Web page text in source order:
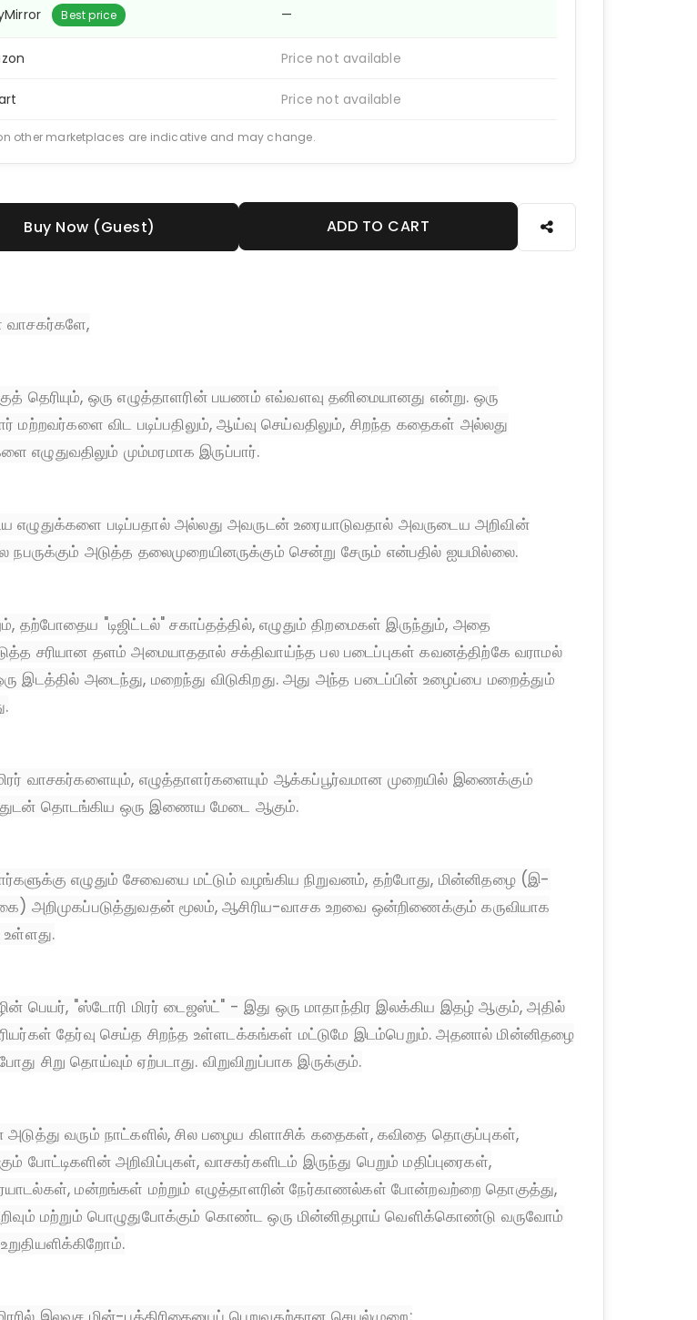
Best price —
Price not available
Price not available
other marketplaces are indicative and may change.
Buy Now (Guest) ADD TO CART
வாசகர்களே,
தெரியும், ஒரு எழுத்தாளரின் பயணம் எவ்வளவு தனிமையானது என்று. ஒரு
மற்றவர்களை விட படிப்பதிலும், ஆய்வு செய்வதிலும், சிறந்த கதைகள் அல்லது
எழுதுவதிலும் மும்மரமாக இருப்பார்.
எழுதுக்களை படிப்பதால் அல்லது அவருடன் உரையாடுவதால் அவருடைய அறிவின்
நபருக்கும் அடுத்த தலைமுறையினருக்கும் சென்று சேரும் என்பதில் ஐயமில்லை.
தற்போதைய "டிஜிட்டல்" சகாப்தத்தில், எழுதும் திறமைகள் இருந்தும், அதை
சரியான தளம் அமையாததால் சக்திவாய்ந்த பல படைப்புகள் கவனத்திற்கே வராமல்
இடத்தில் அடைந்து, மறைந்து விடுகிறது. அது அந்த படைப்பின் உழைப்பை மறைத்தும்
வாசகர்களையும், எழுத்தாளர்களையும் ஆக்கப்பூர்வமான முறையில் இணைக்கும்
தொடங்கிய ஒரு இணைய மேடை ஆகும்.
எழுதும் சேவையை மட்டும் வழங்கிய நிறுவனம், தற்போது, மின்னிதழை (இ-
அறிமுகப்படுத்துவதன் மூலம், ஆசிரிய-வாசக உறவை ஒன்றிணைக்கும் கருவியாக
பெயர், "ஸ்டோரி மிரர் டைஜஸ்ட்" - இது ஒரு மாதாந்திர இலக்கிய இதழ் ஆகும், அதில்
தேர்வு செய்த சிறந்த உள்ளடக்கங்கள் மட்டுமே இடம்பெறும். அதனால் மின்னிதழை
சிறு தொய்வும் ஏற்படாது. விறுவிறுப்பாக இருக்கும்.
வரும் நாட்களில், சில பழைய கிளாசிக் கதைகள், கவிதை தொகுப்புகள்,
போட்டிகளின் அறிவிப்புகள், வாசகர்களிடம் இருந்து பெறும் மதிப்புரைகள்,
மன்றங்கள் மற்றும் எழுத்தாளரின் நேர்காணல்கள் போன்றவற்றை தொகுத்து,
மற்றும் பொழுதுபோக்கும் கொண்ட ஒரு மின்னிதழாய் வெளிக்கொண்டு வருவோம்